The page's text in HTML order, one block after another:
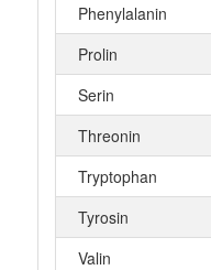
Phenylalanin
Prolin
Serin
Threonin
Tryptophan
Tyrosin
Valin